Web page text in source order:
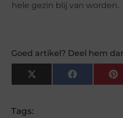
hele gezin blij van worden.
Goed artikel? Deel hem
X
(Twitter)
Facebook
Tags: